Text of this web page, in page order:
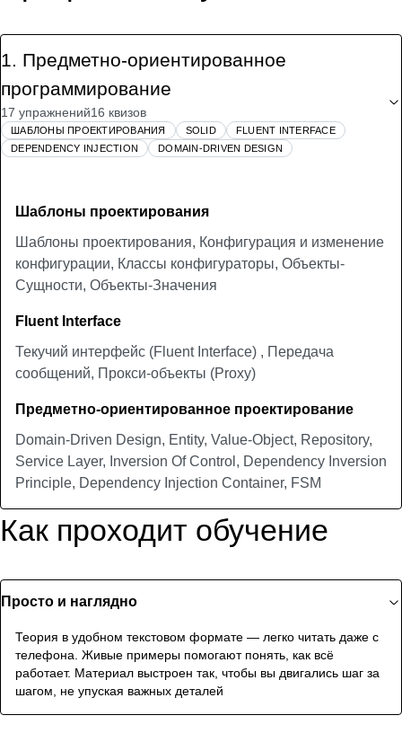
1. Предметно-ориентированное
программирование
17 упражнений16 квизов
ШАБЛОНЫ ПРОЕКТИРОВАНИЯ SOLID
FLUENT INTERFACE
DEPENDENCY INJECTION
DOMAIN-DRIVEN DESIGN
Шаблоны проектирования
Шаблоны проектирования, Конфигурация и изменение
конфигурации, Классы конфигураторы, Объекты-
Сущности, Объекты-Значения
Fluent Interface
Текучий интерфейс (Fluent Interface) , Передача
сообщений, Прокси-объекты (Proxy)
Предметно-ориентированное проектирование
Domain-Driven Design, Entity, Value-Object, Repository,
Service Layer, Inversion Of Control, Dependency Inversion
Principle, Dependency Injection Container, FSM
Как проходит обучение
Просто и наглядно
Теория в удобном текстовом формате — легко читать даже с
телефона. Живые примеры помогают понять, как всё
работает. Материал выстроен так, чтобы вы двигались шаг за
шагом, не упуская важных деталей